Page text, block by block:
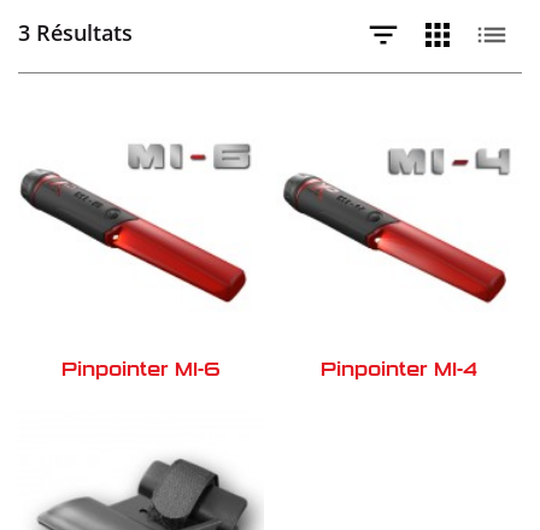
3 Résultats
Pinpointer MI-6 Pinpointer MI-4